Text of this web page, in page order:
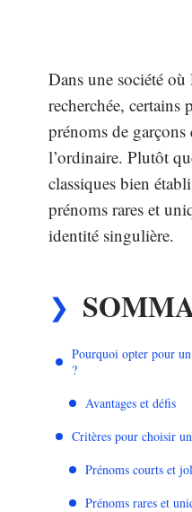
Dans une société
recherchée, certains
prénoms de
l’ordinaire. Plutôt
classiques bien
prénoms rares et
identité singulière.
Pourquoi opter pour
?
Avantages et défis
Critères pour choisir
Prénoms courts et
Prénoms rares et